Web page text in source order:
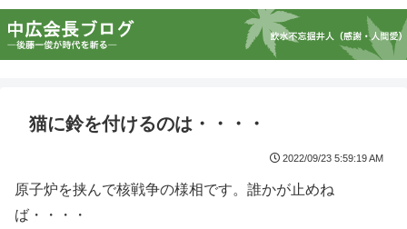
猫に鈴を付けるのは・・・・
2022/09/23 5:59:19 AM
原子炉を挟んで核戦争の様相です。誰かが止めね
ば・・・・